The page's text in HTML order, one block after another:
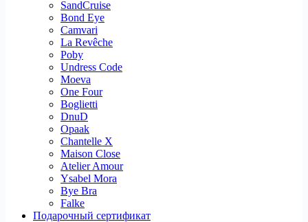
SandCruise
Bond Eye
Camvari
La Revêche
Poby
Undress Code
Moeva
One Four
Boglietti
DnuD
Opaak
Chantelle X
Maison Close
Atelier Amour
Ysabel Mora
Bye Bra
Falke
Подарочный сертификат